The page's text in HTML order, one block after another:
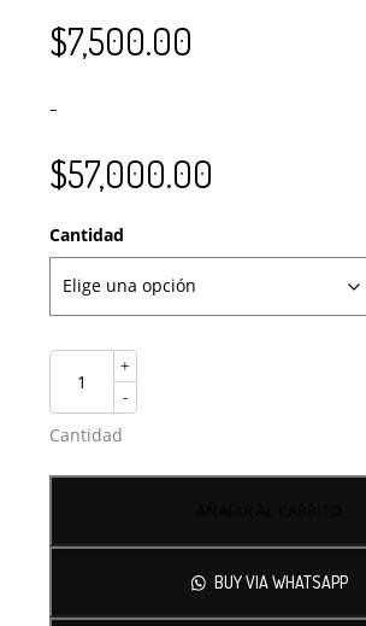
$7,500.00
–
$57,000.00
Cantidad
+
-
Cantidad
BUY VIA WHATSAPP